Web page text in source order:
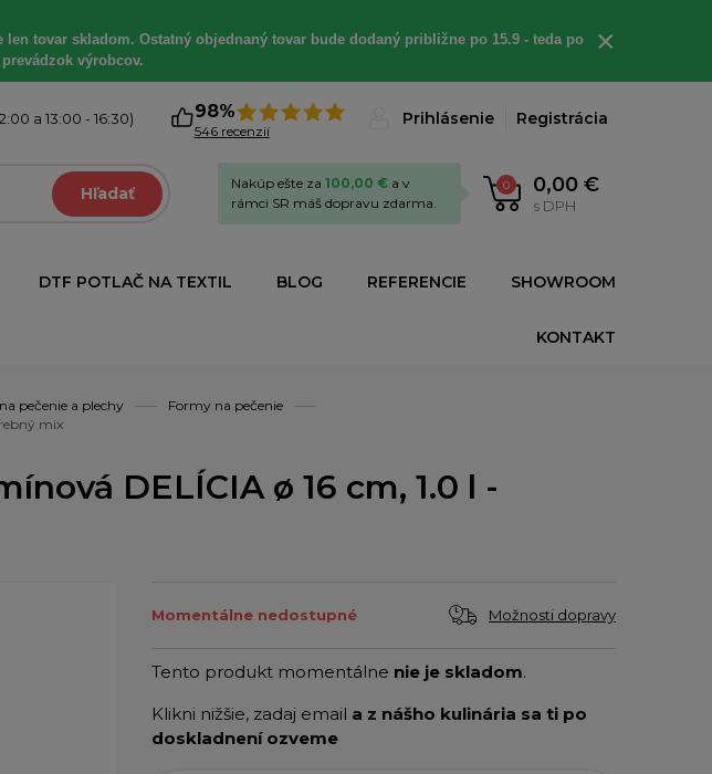
tovar skladom. Ostatný objednaný tovar bude dodaný približne po 15.9 - teda po
výrobcov.
×
a 13:00 - 16:30) 98%
546 recenzií
Prihlásenie Registrácia
Hľadať 0 0,00 €
s DPH
Nakúp ešte za 100,00 € a v
rámci SR máš dopravu zdarma.
DTF POTLAČ NA TEXTIL BLOG REFERENCIE SHOWROOM
KONTAKT
pečenie a plechy
Formy na pečenie
mix
DELÍCIA ø 16 cm, 1.0 l -
Momentálne nedostupné Možnosti dopravy
Tento produkt momentálne nie je skladom.
Klikni nižšie, zadaj email a z nášho kulinária sa ti po
doskladnení ozveme